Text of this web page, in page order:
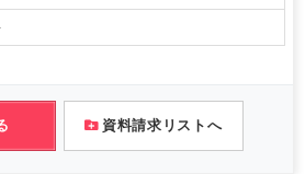
資料請求リストへ